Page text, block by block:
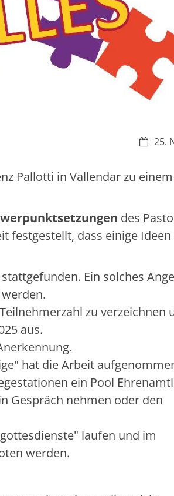
Datum:
25.
Pallotti in Vallendar zu einem
des
festgestellt, dass einige
Ein solches
zu verzeichnen
aus.
hat die Arbeit
ein Pool
Gespräch nehmen oder den
laufen und im
werden.